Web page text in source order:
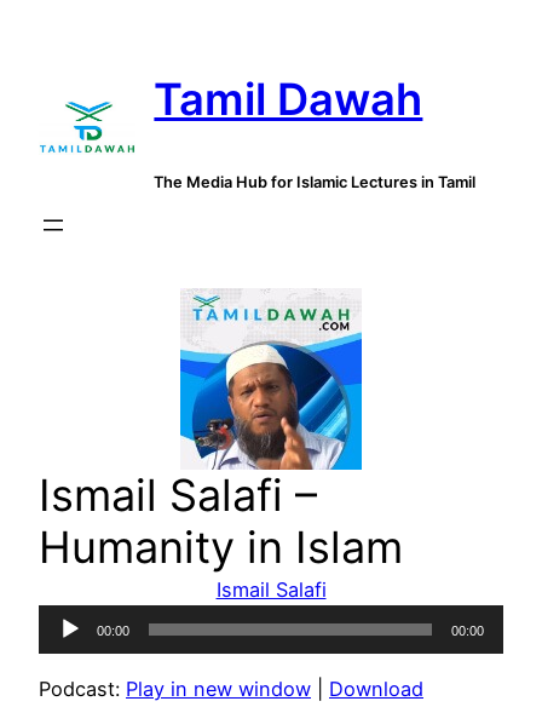
Tamil Dawah
The Media Hub for Islamic Lectures in Tamil
Ismail Salafi –
Humanity in Islam
Ismail Salafi
Audio
Player
00:00 00:00
Podcast: Play in new window
Download